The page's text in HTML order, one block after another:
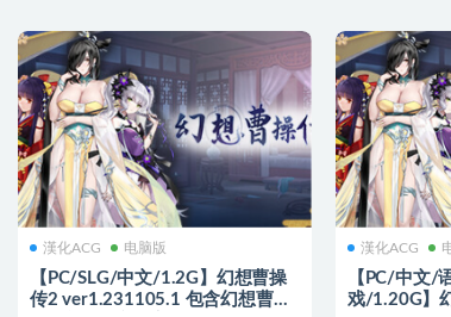
漢化ACG 电脑版
【PC/SLG/中文/1.2G】幻想曹操
传2 ver1.231105.1 包含幻想曹操
漢化ACG
【PC/中文/
戏/1.20G】